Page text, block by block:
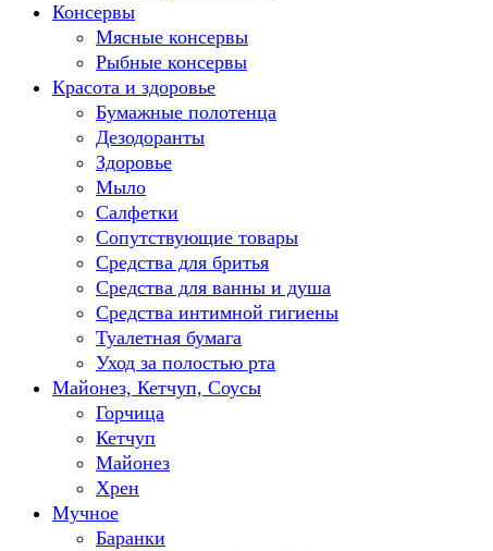
Консервы
Мясные консервы
Рыбные консервы
Красота и здоровье
Бумажные полотенца
Дезодоранты
Здоровье
Мыло
Салфетки
Сопутствующие товары
Средства для бритья
Средства для ванны и душа
Средства интимной гигиены
Туалетная бумага
Уход за полостью рта
Майонез, Кетчуп, Соусы
Горчица
Кетчуп
Майонез
Хрен
Мучное
Баранки